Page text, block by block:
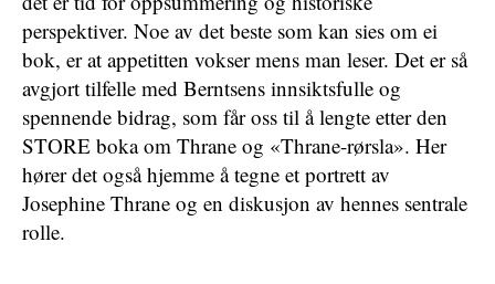
perspektiver. Noe av det beste som kan sies om ei
bok, er at appetitten vokser mens man leser. Det er så
avgjort tilfelle med Berntsens innsiktsfulle og
spennende bidrag, som får oss til å lengte etter den
STORE boka om Thrane og «Thrane-rørsla». Her
hører det også hjemme å tegne et portrett av
Josephine Thrane og en diskusjon av hennes sentrale
rolle.